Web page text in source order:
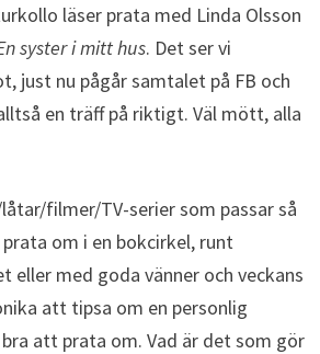
läser prata med Linda Olsson
syster i mitt hus. Det ser vi
just nu pågår samtalet på FB och
en träff på riktigt. Väl mött, alla
filmer/TV-serier som passar så
om i en bokcirkel, runt
eller med goda vänner och veckans
att tipsa om en personlig
att prata om. Vad är det som gör